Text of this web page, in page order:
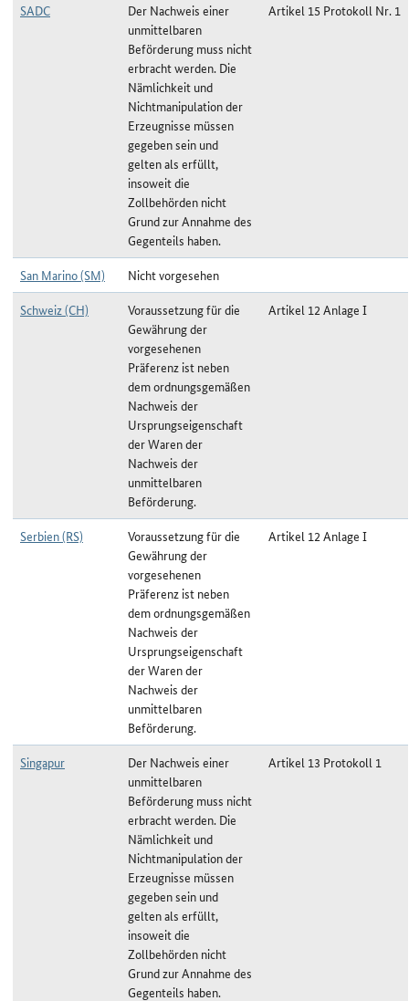
SADC
Der Nachweis einer
unmittelbaren
Beförderung muss nicht
erbracht werden. Die
Nämlichkeit und
Nichtmanipulation der
Erzeugnisse müssen
gegeben sein und
gelten als erfüllt,
insoweit die
Zollbehörden nicht
Grund zur Annahme des
Gegenteils haben.
Artikel 15 Protokoll Nr. 1
San Marino (SM)
Nicht vorgesehen
Schweiz (CH)
Voraussetzung für die
Gewährung der
vorgesehenen
Präferenz ist neben
dem ordnungsgemäßen
Nachweis der
Ursprungseigenschaft
der Waren der
Nachweis der
unmittelbaren
Beförderung.
Artikel 12 Anlage I
Serbien (RS)
Voraussetzung für die
Gewährung der
vorgesehenen
Präferenz ist neben
dem ordnungsgemäßen
Nachweis der
Ursprungseigenschaft
der Waren der
Nachweis der
unmittelbaren
Beförderung.
Artikel 12 Anlage I
Singapur
Der Nachweis einer
unmittelbaren
Beförderung muss nicht
erbracht werden. Die
Nämlichkeit und
Nichtmanipulation der
Erzeugnisse müssen
gegeben sein und
gelten als erfüllt,
insoweit die
Zollbehörden nicht
Grund zur Annahme des
Gegenteils haben.
Artikel 13 Protokoll 1